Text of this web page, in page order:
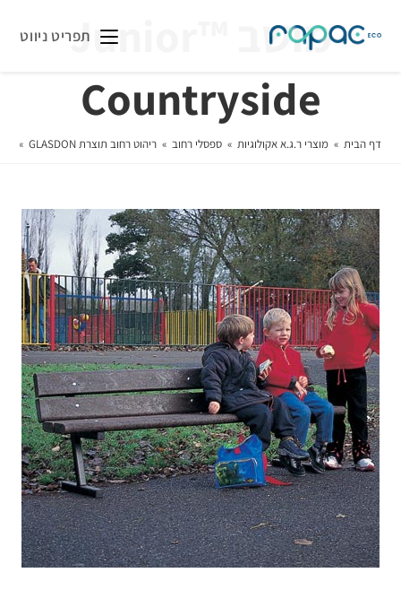
תפריט ניווטמושב ™Junior
Countryside
דף הבית » מוצרי ר.ג.א אקולוגיות » ספסלי רחוב » ריהוט רחוב תוצרת GLASDON »